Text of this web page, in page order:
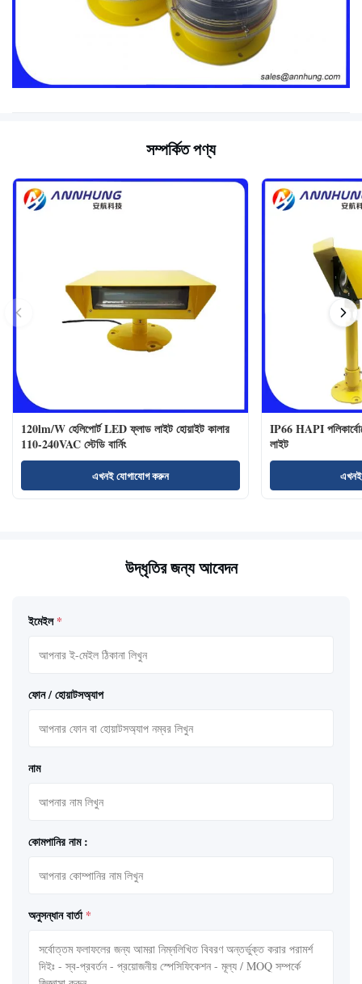
সম্পর্কিত পণ্য
120lm/W হেলিপোর্ট LED ফ্লাড লাইট হোয়াইট কালার
110-240VAC স্টেডি বার্নিং
এখনই যোগাযোগ করুন
IP66 HAPI
লাইট
উদ্ধৃতির জন্য আবেদন
ইমেইল *
ফোন / হোয়াটসঅ্যাপ
নাম
কোমপানির নাম :
অনুসন্ধান বার্তা *